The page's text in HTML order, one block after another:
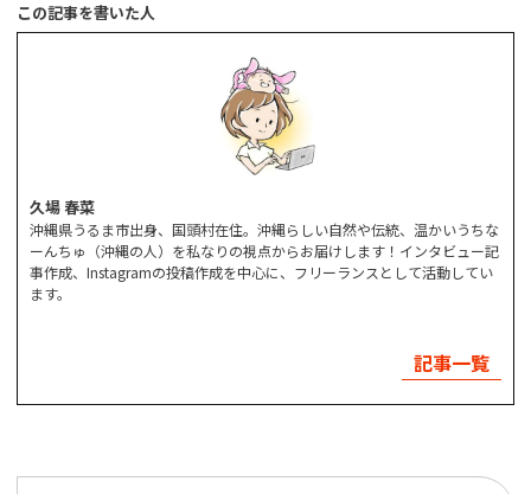
この記事を書いた人
久場 春菜
沖縄県うるま市出身、国頭村在住。沖縄らしい自然や伝統、温かいうちな
ーんちゅ（沖縄の人）を私なりの視点からお届けします！インタビュー記
事作成、Instagramの投稿作成を中心に、フリーランスとして活動してい
ます。
記事一覧